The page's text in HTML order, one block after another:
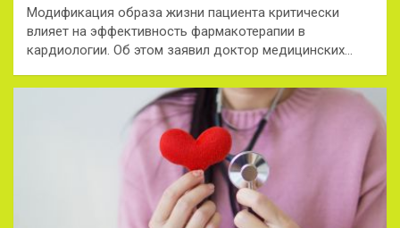
Модификация образа жизни пациента критически
влияет на эффективность фармакотерапии в
кардиологии. Об этом заявил доктор медицинских…